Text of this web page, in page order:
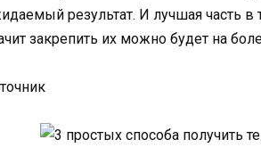
результат. И лучшая часть в
закрепить их можно будет на